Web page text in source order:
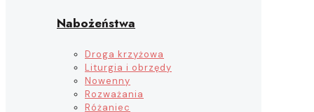
Nabożeństwa
Droga krzyżowa
Liturgia i obrzędy
Nowenny
Rozważania
Różaniec